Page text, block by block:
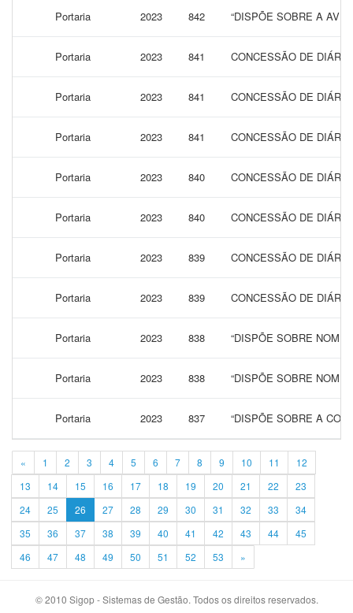
Portaria 2023 842 “DISPÕE SOBRE A
Portaria 2023 841 CONCESSÃO DE
Portaria 2023 841 CONCESSÃO DE
Portaria 2023 841 CONCESSÃO DE
Portaria 2023 840 CONCESSÃO DE
Portaria 2023 840 CONCESSÃO DE
Portaria 2023 839 CONCESSÃO DE
Portaria 2023 839 CONCESSÃO DE
Portaria 2023 838 “DISPÕE SOBRE
Portaria 2023 838 “DISPÕE SOBRE
Portaria 2023 837 “DISPÕE SOBRE A
« 1 2 3 4 5 6 7 8 9 10 11
12
13
14 15 16 17 18 19 20 21 22
23
24
25 26 27 28 29 30 31 32 33
34
35
36 37 38 39 40 41 42 43 44
45
46
47 48 49 50 51 52 53 »
© 2010 Sigop - Sistemas de Gestão. Todos os direitos reservados.